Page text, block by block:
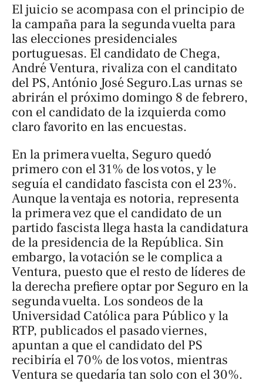
El juicio se acompasa con el principio de
la campaña para la segunda vuelta para
las elecciones presidenciales
portuguesas. El candidato de Chega,
André Ventura, rivaliza con el canditato
del PS, António José Seguro.Las urnas se
abrirán el próximo domingo 8 de febrero,
con el candidato de la izquierda como
claro favorito en las encuestas.
En la primera vuelta, Seguro quedó
primero con el 31% de los votos, y le
seguía el candidato fascista con el 23%.
Aunque la ventaja es notoria, representa
la primera vez que el candidato de un
partido fascista llega hasta la candidatura
de la presidencia de la República. Sin
embargo, la votación se le complica a
Ventura, puesto que el resto de líderes de
la derecha prefiere optar por Seguro en la
segunda vuelta. Los sondeos de la
Universidad Católica para Públicoy la
RTP, publicados el pasado viernes,
apuntan a que el candidato del PS
recibiría el 70% de los votos, mientras
Ventura se quedaría tan solo con el 30%.